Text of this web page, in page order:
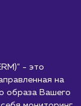
вложение в
быть
не имеет